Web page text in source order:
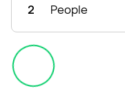
2 People